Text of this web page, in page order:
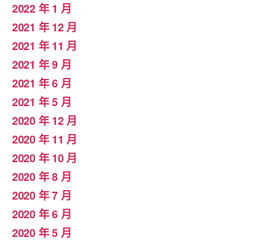
2022 年 1 月
2021 年 12 月
2021 年 11 月
2021 年 9 月
2021 年 6 月
2021 年 5 月
2020 年 12 月
2020 年 11 月
2020 年 10 月
2020 年 8 月
2020 年 7 月
2020 年 6 月
2020 年 5 月